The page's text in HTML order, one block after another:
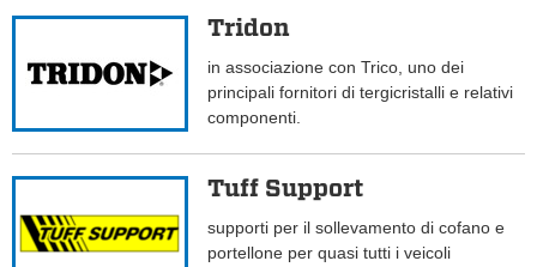
Tridon
in associazione con Trico, uno dei
principali fornitori di tergicristalli e relativi
componenti.
Tuff Support
supporti per il sollevamento di cofano e
portellone per quasi tutti i veicoli